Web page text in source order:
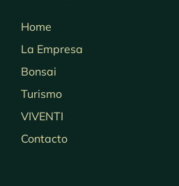
Home
La Empresa
Bonsai
Turismo
VIVENTI
Contacto